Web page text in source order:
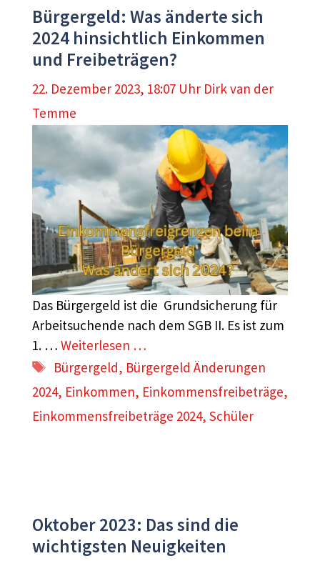
Bürgergeld: Was änderte sich
2024 hinsichtlich Einkommen
und Freibeträgen?
22. Dezember 2023, 18:07 Uhr Dirk van der
Temme
Das Bürgergeld ist die Grundsicherung für
Arbeitsuchende nach dem SGB II. Es ist zum
1. … Weiterlesen …
Schlagwörter
Bürgergeld, Bürgergeld Änderungen
2024, Einkommen, Einkommensfreibeträge,
Einkommensfreibeträge 2024, Schüler
Oktober 2023: Das sind die
wichtigsten Neuigkeiten